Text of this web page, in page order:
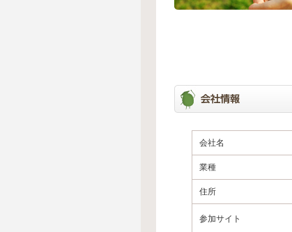
会社名
業種
住所
参加サイト